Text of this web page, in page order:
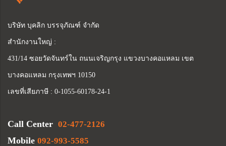
บริษัท บุคลิก บรรจุภัณฑ์ จำกัด
สำนักงานใหญ่ :
431/14 ซอยวัดจันทร์ใน ถนนเจริญกรุง แขวงบางคอแหลม เขต
บางคอแหลม กรุงเทพฯ 10150
เลขที่เสียภาษี : 0-1055-60178-24-1
Call Center 02-477-2126
Mobile 092-993-5585